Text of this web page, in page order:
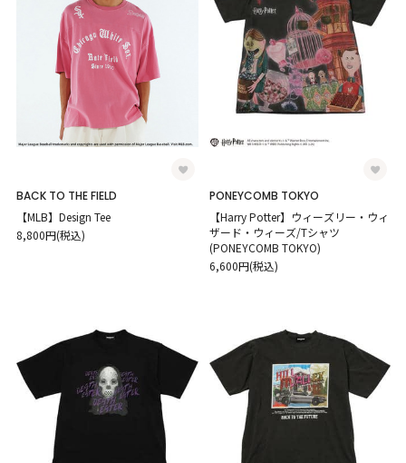
BACK TO THE FIELD
【MLB】Design Tee
8,800円(税込)
PONEYCOMB TOKYO
【Harry Potter】ウィーズリー・ウィ
ザード・ウィーズ/Tシャツ
(PONEYCOMB TOKYO)
6,600円(税込)